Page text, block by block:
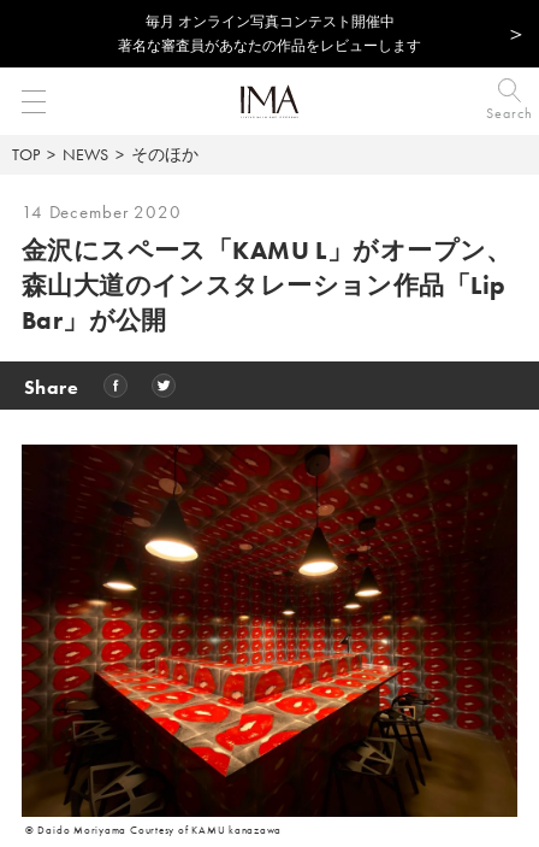
毎⽉ オンライン写真コンテスト開催中
著名な審査員があなたの作品をレビューします
Search
TOP NEWS そのほか
14 December 2020
金沢にスペース「KAMU L」がオープン、
森山大道のインスタレーション作品「Lip
Bar」が公開
Share
© Daido Moriyama Courtesy of KAMU kanazawa